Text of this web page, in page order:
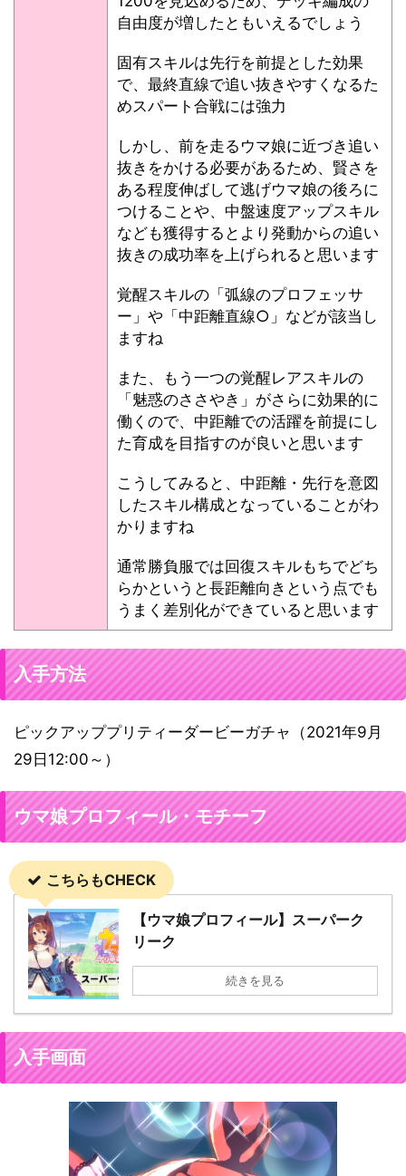
自由度が増したともいえるでしょう
固有スキルは先行を前提とした効果
で、最終直線で追い抜きやすくなるた
めスパート合戦には強力
しかし、前を走るウマ娘に近づき追い
抜きをかける必要があるため、賢さを
ある程度伸ばして逃げウマ娘の後ろに
つけることや、中盤速度アップスキル
なども獲得するとより発動からの追い
抜きの成功率を上げられると思います
覚醒スキルの「弧線のプロフェッサ
ー」や「中距離直線○」などが該当し
ますね
また、もう一つの覚醒レアスキルの
「魅惑のささやき」がさらに効果的に
働くので、中距離での活躍を前提にし
た育成を目指すのが良いと思います
こうしてみると、中距離・先行を意図
したスキル構成となっていることがわ
かりますね
通常勝負服では回復スキルもちでどち
らかというと長距離向きという点でも
うまく差別化ができていると思います
入手方法
ピックアッププリティーダービーガチャ（2021年9月
29日12:00～）
ウマ娘プロフィール・モチーフ
こちらもCHECK
【ウマ娘プロフィール】スーパーク
リーク
続きを見る
入手画面